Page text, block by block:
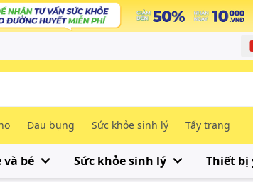
Đau bụng Sức khỏe sinh lý Tẩy trang
và bé Sức khỏe sinh lý Thiết bị